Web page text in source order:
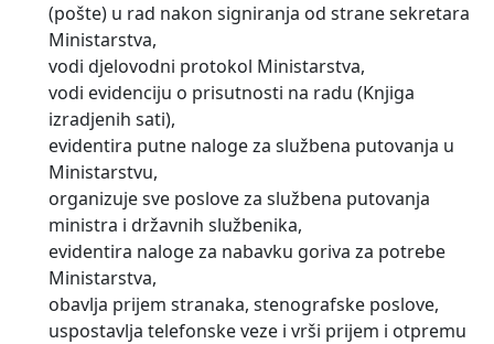
(pošte) u rad nakon signiranja od strane sekretara
Ministarstva,
vodi djelovodni protokol Ministarstva,
vodi evidenciju o prisutnosti na radu (Knjiga
izradjenih sati),
evidentira putne naloge za službena putovanja u
Ministarstvu,
organizuje sve poslove za službena putovanja
ministra i državnih službenika,
evidentira naloge za nabavku goriva za potrebe
Ministarstva,
obavlja prijem stranaka, stenografske poslove,
uspostavlja telefonske veze i vrši prijem i otpremu